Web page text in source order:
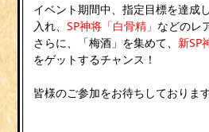
イベント期間中、指定目標を達成
入れ、SP神将「白骨精」 などのレ
さらに、「梅酒」を集めて、 新SP
をゲットするチャンス！
皆様のご参加をお待ちしております